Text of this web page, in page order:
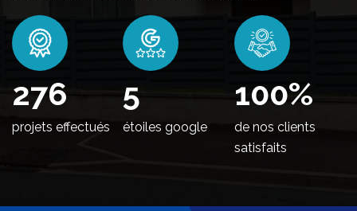
336
projets effectués
5
étoiles google
100%
de nos clients
satisfaits